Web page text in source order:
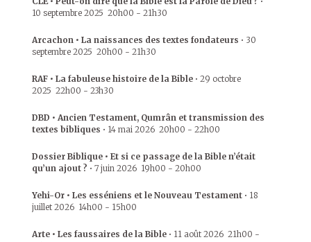
10 septembre 2025 20h00 - 21h30
Arcachon • La naissances des textes fondateurs • 30
septembre 2025 20h00 - 21h30
RAF • La fabuleuse histoire de la Bible • 29 octobre
2025 22h00 - 23h30
DBD • Ancien Testament, Qumrân et transmission des
textes bibliques • 14 mai 2026 20h00 - 22h00
Dossier Biblique • Et si ce passage de la Bible n’était
qu’un ajout ? • 7 juin 2026 19h00 - 20h00
Yehi-Or • Les esséniens et le Nouveau Testament • 18
juillet 2026 14h00 - 15h00
Arte • Les faussaires de la Bible • 11 août 2026 21h00 -